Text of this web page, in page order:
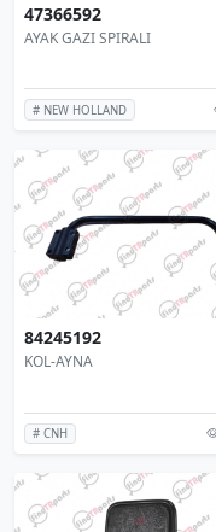
47366592
AYAK GAZI SPIRALI
# NEW HOLLAND
84245192
KOL-AYNA
# CNH